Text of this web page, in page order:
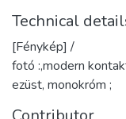
Technical
[Fénykép] /
fotó :,modern
ezüst, monokróm ;